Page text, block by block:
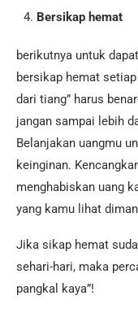
Bersikap hemat
berikutnya untuk
bersikap hemat
dari tiang” harus
jangan sampai lebih
Belanjakan uangmu
keinginan.
menghabiskan uang
yang kamu lihat
Jika sikap hemat
sehari-hari, maka
pangkal kaya”!